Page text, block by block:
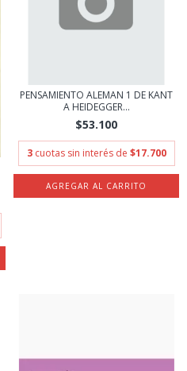
PENSAMIENTO ALEMAN 1 DE KANT
A HEIDEGGER...
$53.100
3 cuotas sin interés de $17.700